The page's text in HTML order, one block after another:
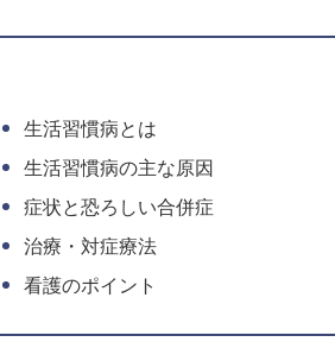
生活習慣病とは
生活習慣病の主な原因
症状と恐ろしい合併症
治療・対症療法
看護のポイント